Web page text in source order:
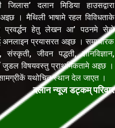
दलान मिडिया हाउसद्वारा
। मैथिली भाषामे रहल विविधताके
हेतु लेखन आ’ पठनमे सेहो
प्रयासरत अइछ । समाचारक
जीवन पद्धती, ज्ञानविज्ञान,
विषयवस्तु प्राथमिकतामे अइछ ।
यथोचित स्थान देल जाएत ।
दलान न्यूज डट्कम् परिवार